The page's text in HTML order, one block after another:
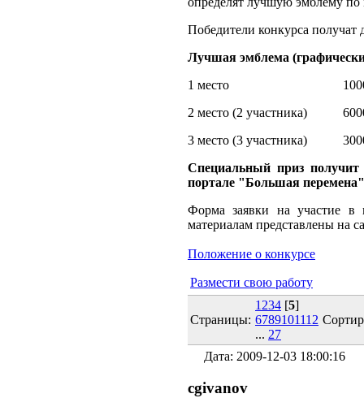
Победители конкурса
Лучшая эмблема
1 место 100000
2 место (2 участника)
3 место (3 участника)
Специальный приз получит
портале "Большая
Форма заявки на участие в
материалам представлены на
Положение о конкурсе
Размести свою работу
Страницы:
1234 [5]
6789101112
... 27
Дата: 2009-12-03 18:00:16
cgivanov